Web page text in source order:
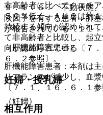
非高齢者に比べてクエチ
５０％低く、ＡＵＣは約
持続する傾向が認められ
て非高齢者と比較し、起
向が認められている〔７
６．２参照〕。
妊婦・授乳婦
（妊婦）
９．１．６． 不動状態、
険因子を有する患者：肺
が報告されている〔１１
（肝機能障害患者）
肝機能障害患者：本剤は
リアランスが減少し、血
〔７．１、１６．６．１参
相互作用